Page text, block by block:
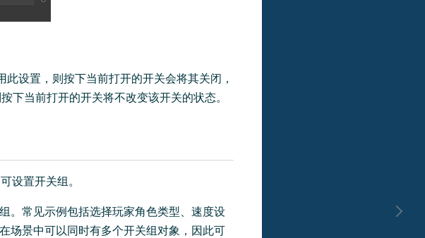
设置，则按下当前打开的开关会将其关闭，
下当前打开的开关将不改变该开关的状态。
设置开关组。
。常见示例包括选择玩家角色类型、速度设
场景中可以同时有多个开关组对象，因此可